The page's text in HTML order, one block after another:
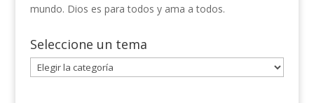
mundo. Dios es para todos y ama a todos.
Seleccione un tema
Seleccione
un